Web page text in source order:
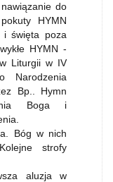
do
HYMN
i święta poza
HYMN -
Liturgii w IV
Narodzenia
Bp.. Hymn
Boga i
Bóg w nich
strofy
aluzja w